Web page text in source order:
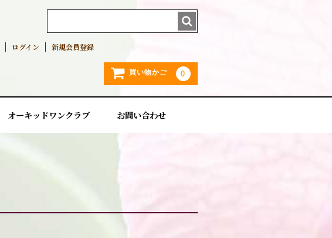
ログイン 新規会員登録
買い物かご 0
オーキッドワンクラブ お問い合わせ